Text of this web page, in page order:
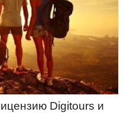
Digitours и